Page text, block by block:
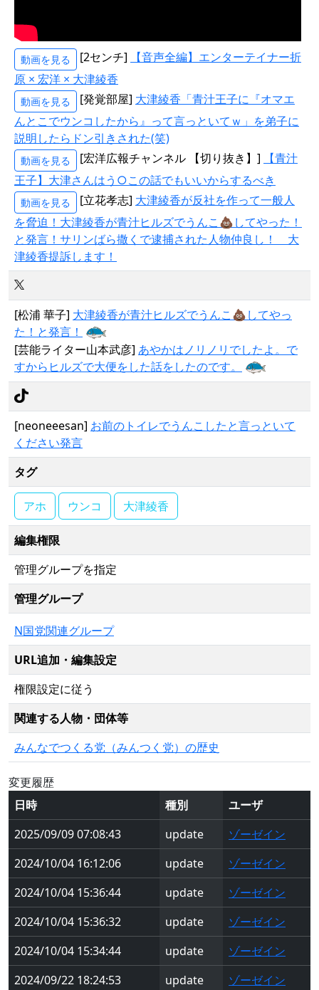
動画を見る [2センチ]
【音声全編】エンターテイナー折
原 × 宏洋 × 大津綾香
動画を見る [発覚部屋] 大津綾香「青汁王子に『オマエ
んとこでウンコしたから』って言っといてｗ」を弟子に
説明したらドン引きされた(笑)
動画を見る [宏洋広報チャンネル 【切り抜き】]
【青汁
王子】大津さんはう○この話でもいいからするべき
動画を見る [立花孝志] 大津綾香が反社を作って一般人
を脅迫！大津綾香が青汁ヒルズでうんこ💩してやった！
と発言！サリンばら撒くで逮捕された人物仲良し！ 大
津綾香提訴します！
[松浦 華子] 大津綾香が青汁ヒルズでうんこ💩してやっ
た！と発言！
[芸能ライター山本武彦] あやかはノリノリでしたよ。で
すからヒルズで大便をした話をしたのです。
[neoneeesan] お前のトイレでうんこしたと言っといて
ください発言
タグ
アホ ウンコ 大津綾香
編集権限
管理グループを指定
管理グループ
N国党関連グループ
URL追加・編集設定
権限設定に従う
関連する人物・団体等
みんなでつくる党（みんつく党）の歴史
変更履歴
日時
種別
ユーザ
2025/09/09 07:08:43
update
ゾーゼイン
2024/10/04 16:12:06
update
ゾーゼイン
2024/10/04 15:36:44
update
ゾーゼイン
2024/10/04 15:36:32
update
ゾーゼイン
2024/10/04 15:34:44
update
ゾーゼイン
2024/09/22 18:24:53
update ゾーゼイン